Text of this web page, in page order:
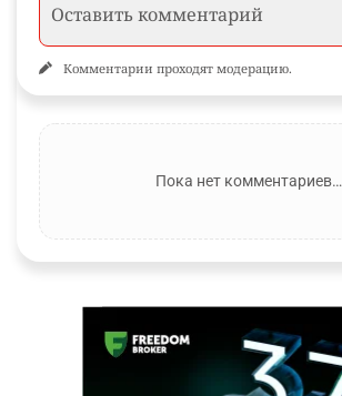
Комментарии проходят модерацию.
Пока нет комментариев…